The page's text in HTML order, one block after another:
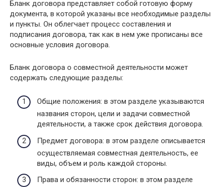
Бланк договора представляет собой готовую форму
документа, в которой указаны все необходимые разделы
и пункты. Он облегчает процесс составления и
подписания договора, так как в нем уже прописаны все
основные условия договора.
Бланк договора о совместной деятельности может
содержать следующие разделы:
Общие положения: в этом разделе указываются
названия сторон, цели и задачи совместной
деятельности, а также срок действия договора.
Предмет договора: в этом разделе описывается
осуществляемая совместная деятельность, ее
виды, объем и роль каждой стороны.
Права и обязанности сторон: в этом разделе